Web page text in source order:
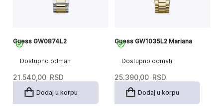
Dostupno odmah
Guess GW0874L2
21.540,00 RSD
Dodaj u korpu
Dostupno odmah
Guess GW1035L2 Mariana
25.390,00 RSD
Dodaj u korpu